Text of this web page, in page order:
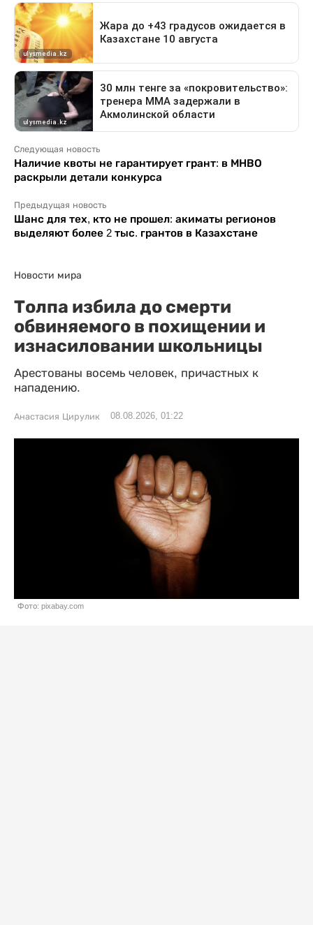
Следующая новость
Наличие квоты не гарантирует грант: в МНВО
раскрыли детали конкурса
Предыдущая новость
Шанс для тех, кто не прошел: акиматы регионов
выделяют более 2 тыс. грантов в Казахстане
Новости мира
Толпа избила до смерти
обвиняемого в похищении и
изнасиловании школьницы
Арестованы восемь человек, причастных к
нападению.
Анастасия Цирулик 08.08.2026, 01:22
Фото: pixabay.com